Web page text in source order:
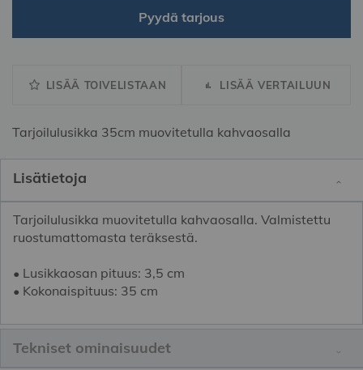
Pyydä tarjous
LISÄÄ TOIVELISTAAN LISÄÄ VERTAILUUN
Tarjoilulusikka 35cm muovitetulla kahvaosalla
Lisätietoja
Tarjoilulusikka muovitetulla kahvaosalla. Valmistettu
ruostumattomasta teräksestä.
• Lusikkaosan pituus: 3,5 cm
• Kokonaispituus: 35 cm
Tekniset ominaisuudet